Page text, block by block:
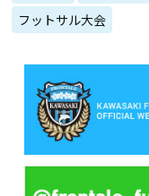
フットサル大会